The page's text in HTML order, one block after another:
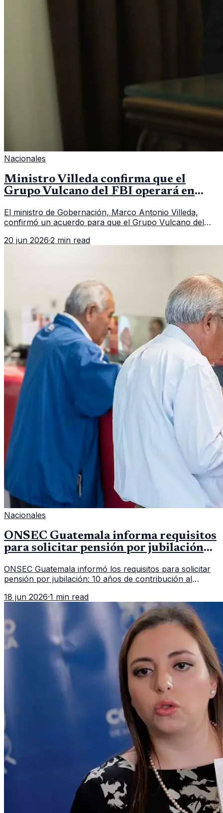
Nacionales
Ministro Villeda confirma que el
Grupo Vulcano del FBI operará en
El ministro de Gobernación, Marco Antonio Villeda,
confirmó un acuerdo para que el Grupo Vulcano del
fallido con la administración anterior del Ministerio
20 jun 2026·2 min read
Nacionales
ONSEC Guatemala informa requisitos
para solicitar pensión por jubilación
ONSEC Guatemala informó los requisitos para solicitar
pensión por jubilación: 10 años de contribución al
importar edad.
18 jun 2026·1 min read